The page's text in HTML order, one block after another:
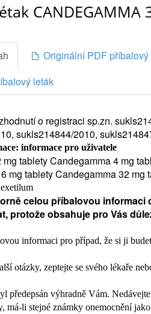
CANDEGAMMA
Originální PDF příbalový
leták
o registraci sp.zn.
sukls214844/2010,
informace pro uživatele
tablety Candegamma 4 mg
mg tablety Candegamma 32 mg
celou příbalovou informaci
protože obsahuje pro Vás
informaci pro případ, že si ji
otázky, zeptejte se svého lékaře
předepsán výhradně Vám.
má-li stejné známky onemocnění